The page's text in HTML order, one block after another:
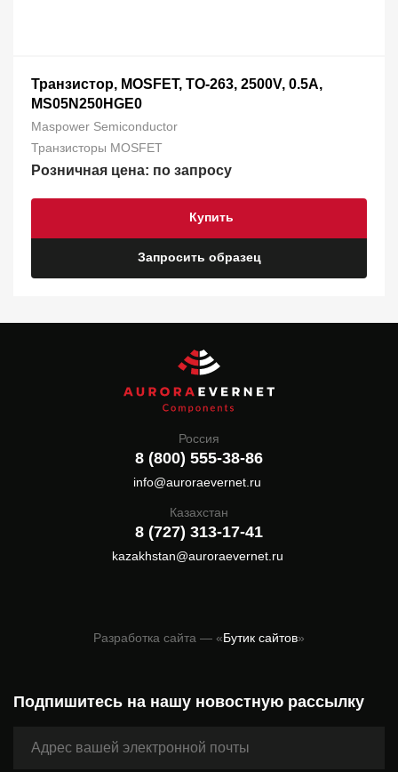
Транзистор, MOSFET, TO-263, 2500V, 0.5A,
MS05N250HGE0
Maspower Semiconductor
Транзисторы MOSFET
Розничная цена: по запросу
Запросить образец
Купить
Россия
8 (800) 555-38-86
info@auroraevernet.ru
Казахстан
8 (727) 313-17-41
kazakhstan@auroraevernet.ru
Разработка сайта — «Бутик сайтов»
Подпишитесь на нашу новостную рассылку